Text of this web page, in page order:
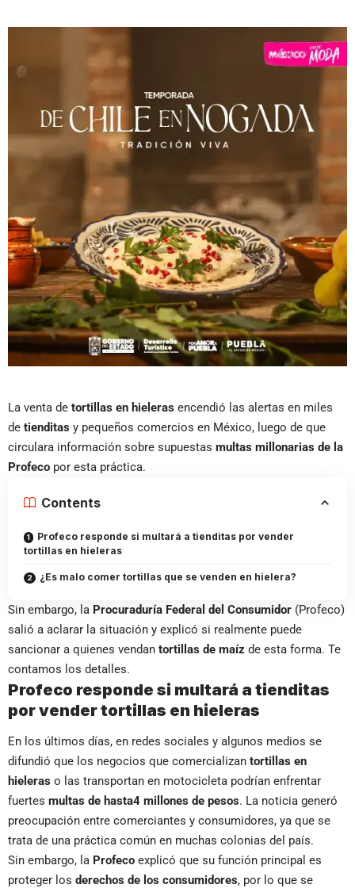
La venta de tortillas en hieleras encendió las alertas en miles
de tienditas y pequeños comercios en México, luego de que
circulara información sobre supuestas multas millonarias de la
Profeco por esta práctica.
Contents
Profeco responde si multará a tienditas por vender
tortillas en hieleras
¿Es malo comer tortillas que se venden en hielera?
Sin embargo, la Procuraduría Federal del Consumidor (Profeco)
salió a aclarar la situación y explicó si realmente puede
sancionar a quienes vendan tortillas de maíz de esta forma. Te
contamos los detalles.
Profeco responde si multará a tienditas
por vender tortillas en hieleras
En los últimos días, en redes sociales y algunos medios se
difundió que los negocios que comercializan tortillas en
hieleras o las transportan en motocicleta podrían enfrentar
fuertes multas de hasta4 millones de pesos. La noticia generó
preocupación entre comerciantes y consumidores, ya que se
trata de una práctica común en muchas colonias del país.
Sin embargo, la Profeco explicó que su función principal es
proteger los derechos de los consumidores, por lo que se